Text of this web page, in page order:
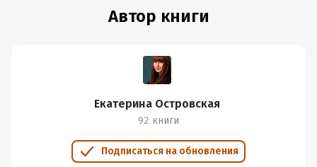
Автор книги
Екатерина Островская
92 книги
Подписаться на обновления